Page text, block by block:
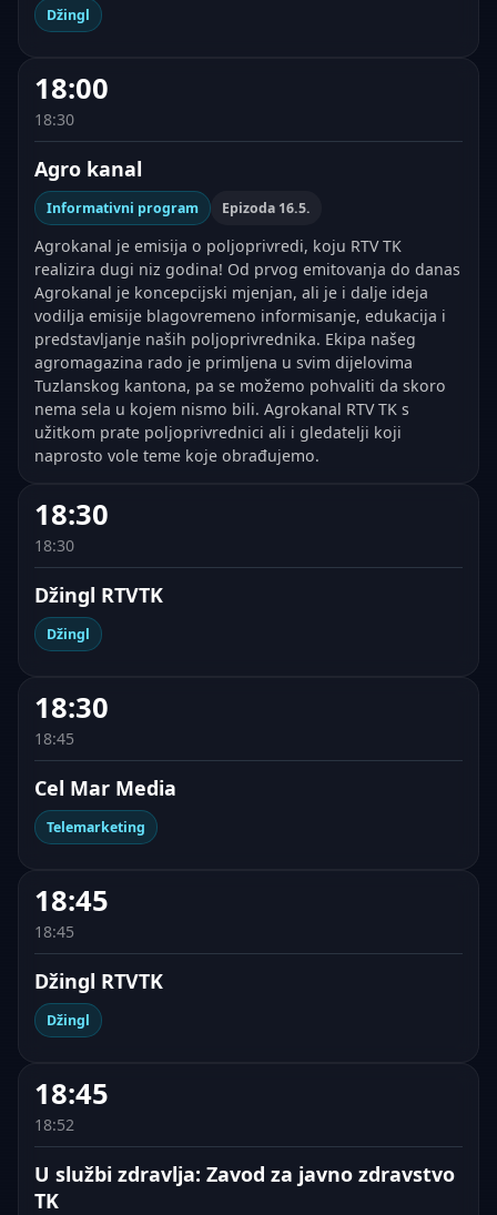
Džingl
18:00
18:30
Agro kanal
Informativni program Epizoda 16.5.
Agrokanal je emisija o poljoprivredi, koju RTV TK
realizira dugi niz godina! Od prvog emitovanja do danas
Agrokanal je koncepcijski mjenjan, ali je i dalje ideja
vodilja emisije blagovremeno informisanje, edukacija i
predstavljanje naših poljoprivrednika. Ekipa našeg
agromagazina rado je primljena u svim dijelovima
Tuzlanskog kantona, pa se možemo pohvaliti da skoro
nema sela u kojem nismo bili. Agrokanal RTV TK s
užitkom prate poljoprivrednici ali i gledatelji koji
naprosto vole teme koje obrađujemo.
18:30
18:30
Džingl RTVTK
Džingl
18:30
18:45
Cel Mar Media
Telemarketing
18:45
18:45
Džingl RTVTK
Džingl
18:45
18:52
U službi zdravlja: Zavod za javno zdravstvo
TK